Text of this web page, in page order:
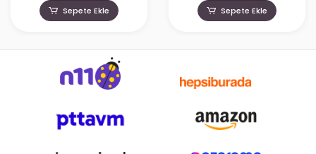
Sepete Ekle Sepete Ekle